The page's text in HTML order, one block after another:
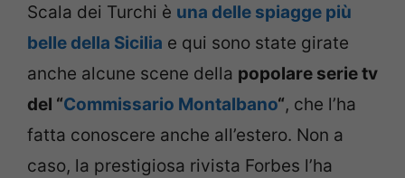
Scala dei Turchi è una delle spiagge più
belle della Sicilia e qui sono state girate
anche alcune scene della popolare serie tv
del “Commissario Montalbano“, che l’ha
fatta conoscere anche all’estero. Non a
caso, la prestigiosa rivista Forbes l’ha